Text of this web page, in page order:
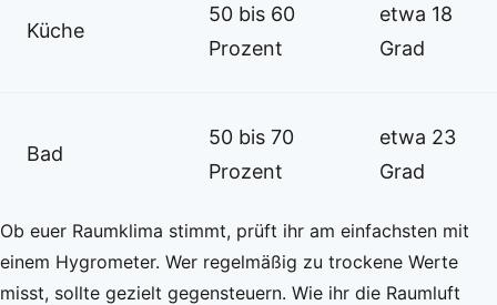
Küche
50 bis 60
Prozent
etwa 18
Grad
Bad
50 bis 70
Prozent
etwa 23
Grad
Ob euer Raumklima stimmt, prüft ihr am einfachsten mit
einem Hygrometer. Wer regelmäßig zu trockene Werte
misst, sollte gezielt gegensteuern. Wie ihr die Raumluft